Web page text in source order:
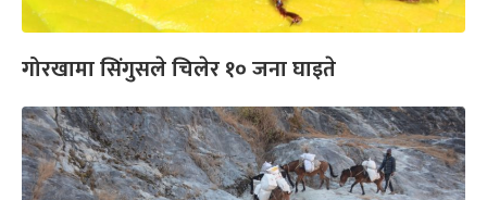
गोरखामा सिंगुसले चिलेर १० जना घाइते